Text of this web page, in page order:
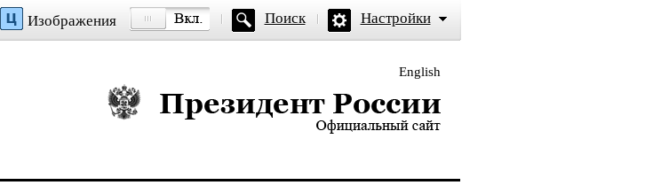
Изображения Поиск Настройки
English
Президент России — официальный сайт